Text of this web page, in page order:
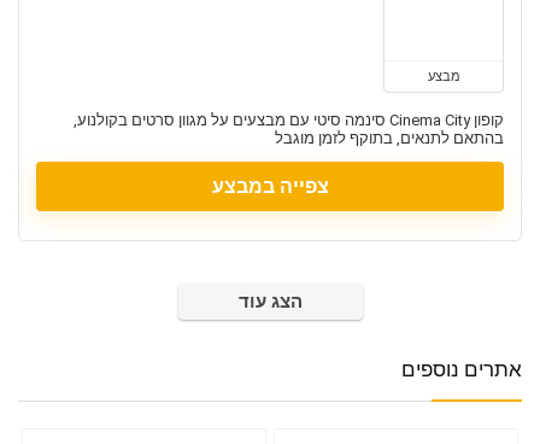
מבצע
קופון Cinema City סינמה סיטי עם מבצעים על מגוון סרטים בקולנוע,
בהתאם לתנאים, בתוקף לזמן מוגבל
צפייה במבצע
הצג עוד
אתרים נוספים